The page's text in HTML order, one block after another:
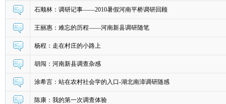
石顺林：调研记事——2010暑假河南平桥调研回顾
王丽惠：难忘的历程——河南新县调研随笔
杨程：走在村庄的小路上
胡闯：河南新县调查杂感
涂希言：站在农村社会学的入口-湖北南漳调研随感
陈康：我的第一次调查体验